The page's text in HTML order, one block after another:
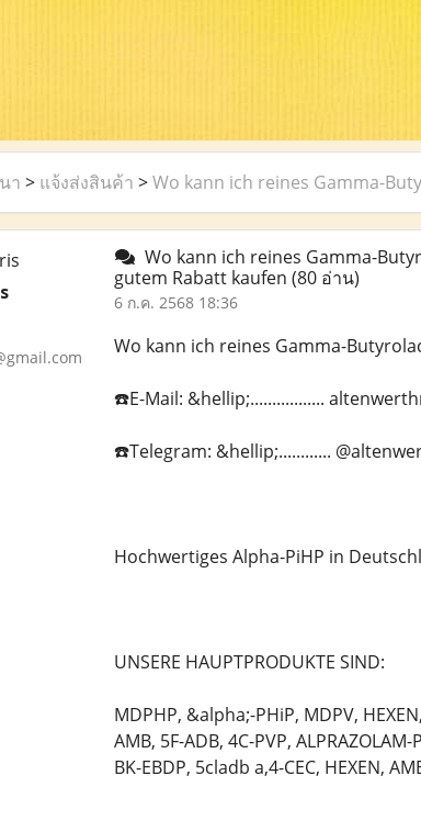
า > แจ้งส่งสินค้า >Wo kann ich reines Gamma-
Wo kann ich reines Gamma-
gutem Rabatt kaufen (80 อ่าน)
6 ก.ค. 2568 18:36
Wo kann ich reines Gamma-
☎️E-Mail: &hellip;.................
☎️Telegram: &hellip;............
Hochwertiges Alpha-PiHP in
UNSERE HAUPTPRODUKTE SIND:
MDPHP, &alpha;-PHiP, MDPV,
AMB, 5F-ADB, 4C-PVP,
BK-EBDP, 5cladb a,4-CEC, HEXEN,